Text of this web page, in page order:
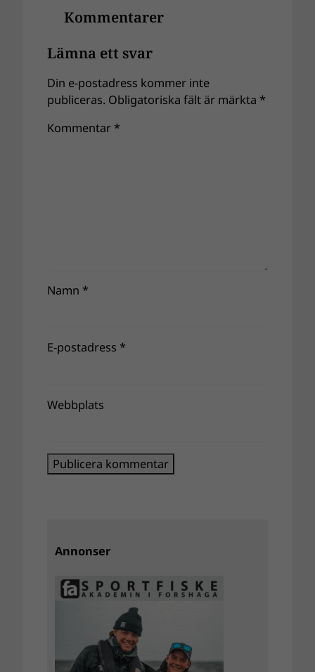
Kommentarer
Lämna ett svar
Din e-postadress kommer inte
publiceras. Obligatoriska fält är märkta *
Kommentar *
Namn *
E-postadress *
Webbplats
Annonser